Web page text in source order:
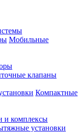
Мобильные
клапаны
Компактные
и комплексы